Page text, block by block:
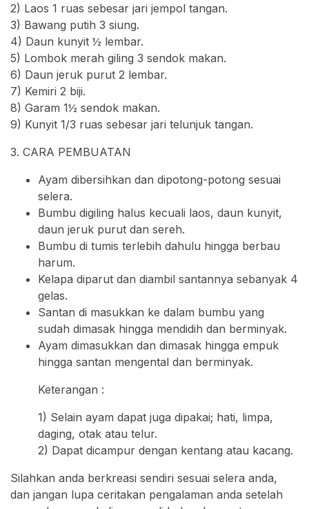
2) Laos 1 ruas sebesar jari jempol tangan.
3) Bawang putih 3 siung.
4) Daun kunyit ½ lembar.
5) Lombok merah giling 3 sendok makan.
6) Daun jeruk purut 2 lembar.
7) Kemiri 2 biji.
8) Garam 1½ sendok makan.
9) Kunyit 1/3 ruas sebesar jari telunjuk tangan.
3. CARA PEMBUATAN
Ayam dibersihkan dan dipotong-potong sesuai
selera.
Bumbu digiling halus kecuali laos, daun kunyit,
daun jeruk purut dan sereh.
Bumbu di tumis terlebih dahulu hingga berbau
harum.
Kelapa diparut dan diambil santannya sebanyak 4
gelas.
Santan di masukkan ke dalam bumbu yang
sudah dimasak hingga mendidih dan berminyak.
Ayam dimasukkan dan dimasak hingga empuk
hingga santan mengental dan berminyak.
Keterangan :
1) Selain ayam dapat juga dipakai; hati, limpa,
daging, otak atau telur.
2) Dapat dicampur dengan kentang atau kacang.
Silahkan anda berkreasi sendiri sesuai selera anda,
dan jangan lupa ceritakan pengalaman anda setelah